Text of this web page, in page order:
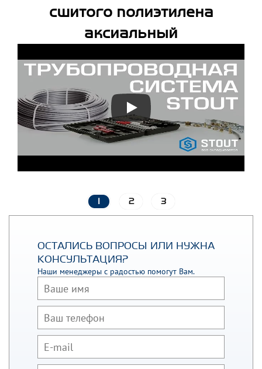
сшитого полиэтилена
аксиальный
2 3
ОСТАЛИСЬ ВОПРОСЫ ИЛИ НУЖНА
КОНСУЛЬТАЦИЯ?
Наши менеджеры с радостью помогут Вам.